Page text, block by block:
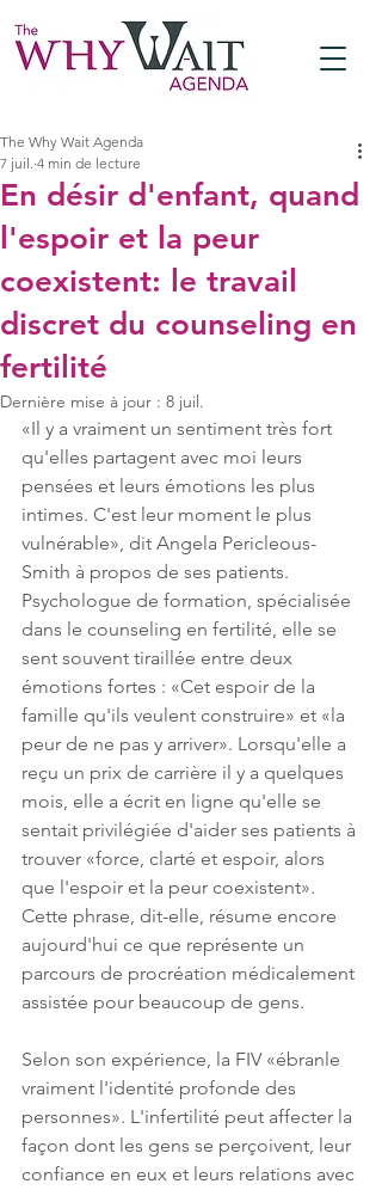
En désir d'enfant, quand
l'espoir et la peur
coexistent: le travail
discret du counseling en
fertilité
The Why Wait Agenda
7 juil. 4 min de lecture
Dernière mise à jour : 8 juil.
«Il y a vraiment un sentiment très fort
qu'elles partagent avec moi leurs
pensées et leurs émotions les plus
intimes. C'est leur moment le plus
vulnérable», dit Angela Pericleous-
Smith à propos de ses patients.
Psychologue de formation, spécialisée
dans le counseling en fertilité, elle se
sent souvent tiraillée entre deux
émotions fortes : «Cet espoir de la
famille qu'ils veulent construire» et «la
peur de ne pas y arriver». Lorsqu'elle a
reçu un prix de carrière il y a quelques
mois, elle a écrit en ligne qu'elle se
sentait privilégiée d'aider ses patients à
trouver «force, clarté et espoir, alors
que l'espoir et la peur coexistent».
Cette phrase, dit-elle, résume encore
aujourd'hui ce que représente un
parcours de procréation médicalement
assistée pour beaucoup de gens.
Selon son expérience, la FIV «ébranle
vraiment l'identité profonde des
personnes». L'infertilité peut affecter la
façon dont les gens se perçoivent, leur
confiance en eux et leurs relations avec